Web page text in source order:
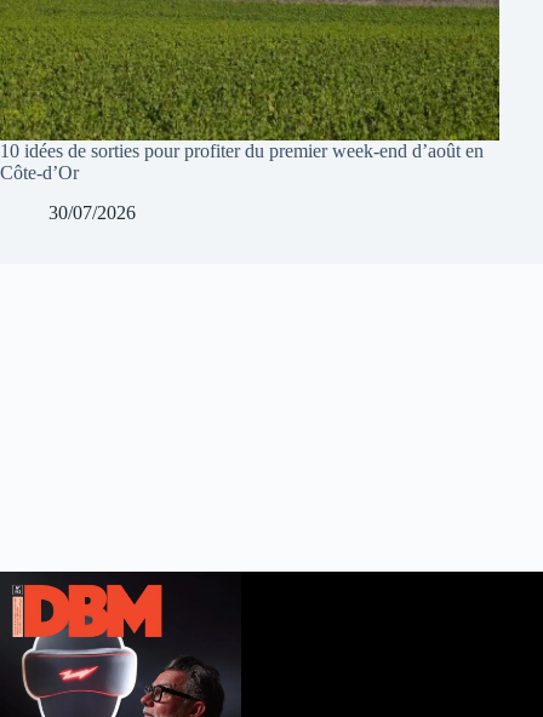
10 idées de sorties pour profiter du premier week-end d’août en
Côte-d’Or
30/07/2026